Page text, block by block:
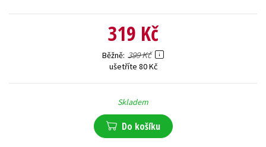
319 Kč
Běžně 399 Kč
ušetříte 80 Kč
Skladem
Do košíku